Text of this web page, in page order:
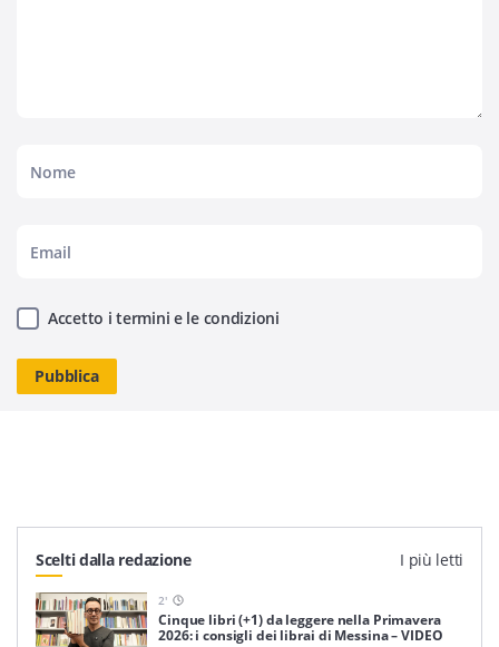
Accetto i termini e le condizioni
Scelti dalla redazione I più letti
2'
Cinque libri (+1) da leggere nella Primavera
2026: i consigli dei librai di Messina – VIDEO